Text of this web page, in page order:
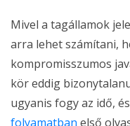
Mivel a tagállamok
arra lehet számítani,
kompromisszumos
kör eddig
ugyanis fogy az idő,
folyamatban első